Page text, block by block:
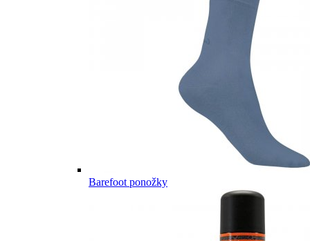
Barefoot ponožky